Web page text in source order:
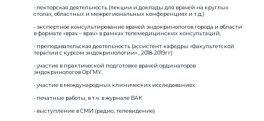
- лекторская деятельность (лекции и доклады для врачей на круглых
столах, областных и межрегиональных конференциях и т.д.)
- экспертное консультирование врачей эндокринологов города и области
в формате «врач – врач» в рамках телемедицинских консультаций,
- преподавательская деятельность (ассистент кафедры «Факультетской
терапии с курсом эндокринологии» , 2018-2019гг)
- участие в практической подготовке врачей ординаторов
эндокринологов ОрГМУ.
- участие в международных клинических исследованиях
- печатные работы, в т.ч. в журнале ВАК
- выступление в СМИ (радио, телевидение)